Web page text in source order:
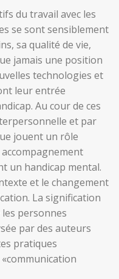
du travail avec les
se sont sensiblement
sa qualité de vie,
jamais une position
technologies et
leur entrée
Au cour de ces
et par
jouent un rôle
un handicap mental.
et le changement
La signification
personnes
par des auteurs
pratiques